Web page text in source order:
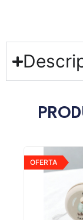
OFERTA